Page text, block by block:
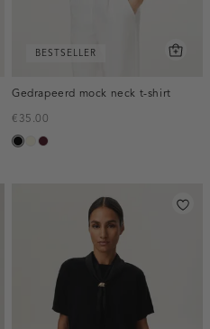
BESTSELLER
Gedrapeerd mock neck t-shirt
€35.00
zwart
wit,pruim,